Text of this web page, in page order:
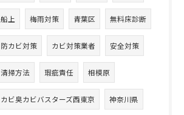
船上 梅雨対策 青葉区 無料床診断
防カビ対策 カビ対策業者 安全対策
清掃方法 瑕疵責任 相模原
カビ臭カビバスターズ西東京 神奈川県